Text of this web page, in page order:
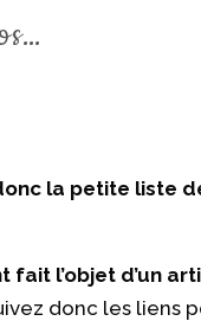
la petite liste
l’objet d’un
donc les liens